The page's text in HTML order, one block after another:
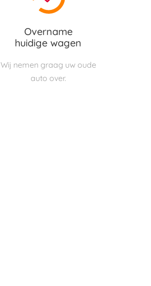
Overname
huidige wagen
Wij nemen graag uw oude
auto over.